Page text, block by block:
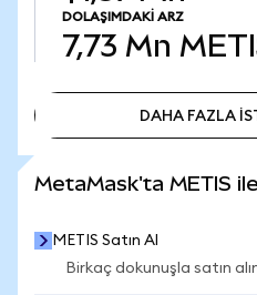
DOLAŞIMDAKI ARZ
7,73 Mn
DAHA FAZLA
MetaMask'ta METIS
METIS Satın Al
Birkaç dokunuşla satın